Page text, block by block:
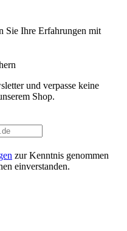
Sie Ihre Erfahrungen mit
und verpasse keine
Shop.
zur Kenntnis genommen
einverstanden.